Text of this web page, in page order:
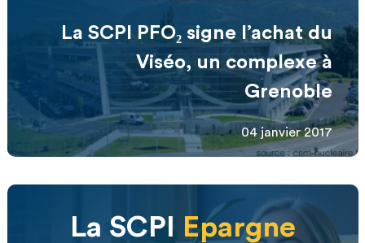
La SCPI PFO₂ signe l’achat du
Viséo, un complexe à
Grenoble
04 janvier 2017
La SCPI
Epargne